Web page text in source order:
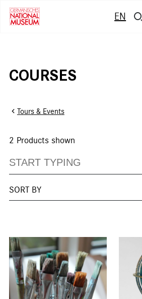
EN
COURSES
Tours & Events
2 Products shown
SORT BY